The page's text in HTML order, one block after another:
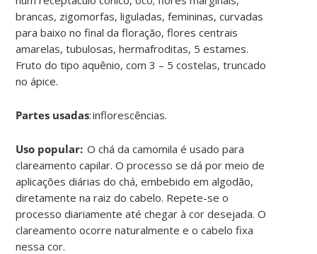
brancas, zigomorfas, liguladas, femininas, curvadas
para baixo no final da floração, flores centrais
amarelas, tubulosas, hermafroditas, 5 estames.
Fruto do tipo aquênio, com 3 – 5 costelas, truncado
no ápice.
Partes usadas:inflorescências.
Uso popular: O chá da camomila é usado para
clareamento capilar. O processo se dá por meio de
aplicações diárias do chá, embebido em algodão,
diretamente na raiz do cabelo. Repete-se o
processo diariamente até chegar à cor desejada. O
clareamento ocorre naturalmente e o cabelo fixa
nessa cor.